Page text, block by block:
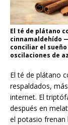
El té de plátano
cinnamaldehído
conciliar el
oscilaciones de
El té de plátano
respaldados,
internet. El
después en
el potasio frenan